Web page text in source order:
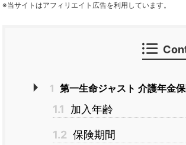
※当サイトはアフィリエイト広告を利用しています。
1 第一生命ジャスト 介護年金
1.1 加入年齢
1.2 保険期間